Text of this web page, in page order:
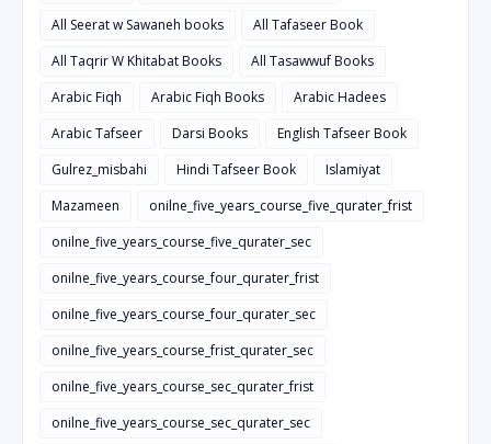
All Seerat w Sawaneh books
All Tafaseer Book
All Taqrir W Khitabat Books
All Tasawwuf Books
Arabic Fiqh
Arabic Fiqh Books
Arabic Hadees
Arabic Tafseer
Darsi Books
English Tafseer Book
Gulrez_misbahi
Hindi Tafseer Book
Islamiyat
Mazameen
onilne_five_years_course_five_qurater_frist
onilne_five_years_course_five_qurater_sec
onilne_five_years_course_four_qurater_frist
onilne_five_years_course_four_qurater_sec
onilne_five_years_course_frist_qurater_sec
onilne_five_years_course_sec_qurater_frist
onilne_five_years_course_sec_qurater_sec